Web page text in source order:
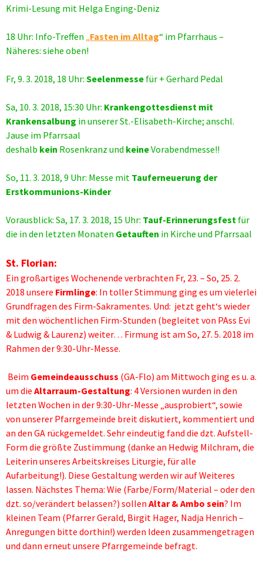
Krimi-Lesung mit Helga Enging-Deniz
18 Uhr: Info-Treffen „Fasten im Alltag“ im Pfarrhaus –
Näheres: siehe oben!
Fr, 9. 3. 2018, 18 Uhr: Seelenmesse für + Gerhard Pedal
Sa, 10. 3. 2018, 15:30 Uhr: Krankengottesdienst mit
Krankensalbung in unserer St.-Elisabeth-Kirche; anschl.
Jause im Pfarrsaal
deshalb kein Rosenkranz und keineVorabendmesse!!
So, 11. 3. 2018, 9 Uhr: Messe mit Tauferneuerung der
Erstkommunions-Kinder
Vorausblick: Sa, 17. 3. 2018, 15 Uhr: Tauf-Erinnerungsfest für
die in den letzten Monaten Getauften in Kirche und Pfarrsaal
St. Florian:
Ein großartiges Wochenende verbrachten Fr, 23. – So, 25. 2.
2018 unsere Firmlinge: In toller Stimmung ging es um vielerlei
Grundfragen des Firm-Sakramentes. Und: jetzt geht‘s wieder
mit den wöchentlichen Firm-Stunden (begleitet von PAss Evi
& Ludwig & Laurenz) weiter… Firmung ist am So, 27. 5. 2018 im
Rahmen der 9:30-Uhr-Messe.
Beim Gemeindeausschuss (GA-Flo) am Mittwoch ging es u. a.
um die Altarraum-Gestaltung: 4 Versionen wurden in den
letzten Wochen in der 9:30-Uhr-Messe „ausprobiert“, sowie
von unserer Pfarrgemeinde breit diskutiert, kommentiert und
an den GA rückgemeldet. Sehr eindeutig fand die dzt. Aufstell-
Form die größte Zustimmung (danke an Hedwig Milchram, die
Leiterin unseres Arbeitskreises Liturgie, für alle
Aufarbeitung!). Diese Gestaltung werden wir auf Weiteres
lassen. Nächstes Thema: Wie (Farbe/Form/Material – oder den
dzt. so/verändert belassen?) sollen Altar & Ambo sein? Im
kleinen Team (Pfarrer Gerald, Birgit Hager, Nadja Henrich –
Anregungen bitte dorthin!) werden Ideen zusammengetragen
und dann erneut unsere Pfarrgemeinde befragt.